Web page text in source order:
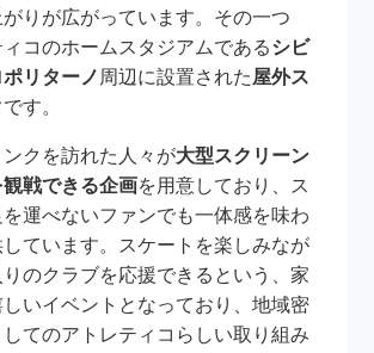
りが広がっています。その一つ
コのホームスタジアムであるシビ
リターノ周辺に設置された屋外ス
です。
クを訪れた人々が大型スクリーン
戦できる企画を用意しており、ス
運べないファンでも一体感を味わ
しています。スケートを楽しみなが
のクラブを応援できるという、家
いイベントとなっており、地域密
てのアトレティコらしい取り組み